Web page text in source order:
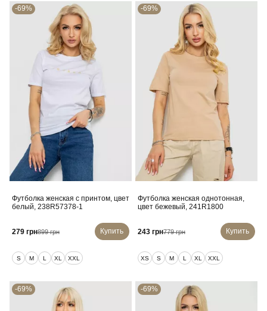
-69%
Футболка женская с принтом, цвет
белый, 238R57378-1
279 грн899 грн Купить
S M L XL XXL
-69%
Футболка женская однотонная,
цвет бежевый, 241R1800
243 грн779 грн Купить
XS S M L XL XXL
-69% -69%